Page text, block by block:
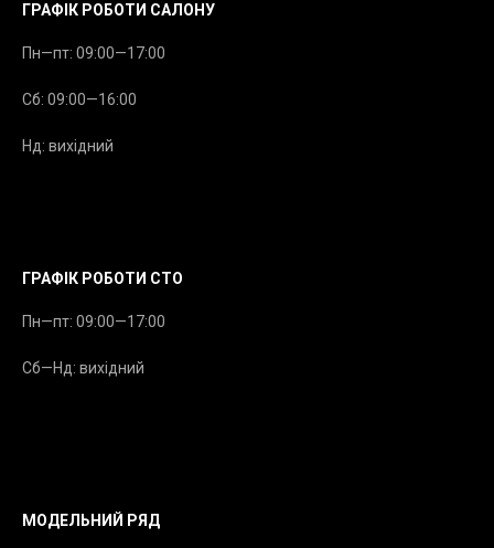
ГРАФІК РОБОТИ САЛОНУ
Пн—пт: 09:00—17:00
Сб: 09:00—16:00
Нд: вихідний
ГРАФІК РОБОТИ СТО
Пн—пт: 09:00—17:00
Сб—Нд: вихідний
МОДЕЛЬНИЙ РЯД